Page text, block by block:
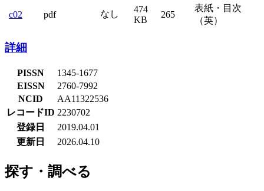
c02 pdf なし
474
KB
265
表紙・目次
（英）
詳細
PISSN
1345-1677
EISSN
2760-7992
NCID
AA11322536
レコードID 2230702
登録日
2019.04.01
更新日
2026.04.10
探す・調べる